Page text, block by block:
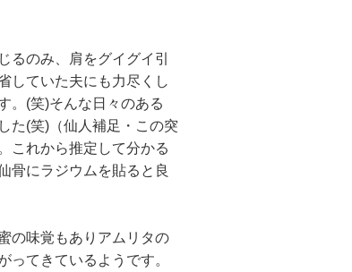
のみ、肩をグイグイ引
していた夫にも力尽くし
。(笑)そんな日々のある
た(笑)（仙人補足・この突
これから推定して分かる
骨にラジウムを貼ると良
の味覚もありアムリタの
てきているようです。